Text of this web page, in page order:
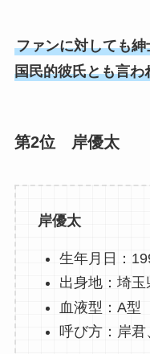
ファンに対しても
国民的彼氏とも言わ
第2位 岸優太
岸優太
生年月日：
出身地：埼玉
血液型：A型
呼び方：岸君